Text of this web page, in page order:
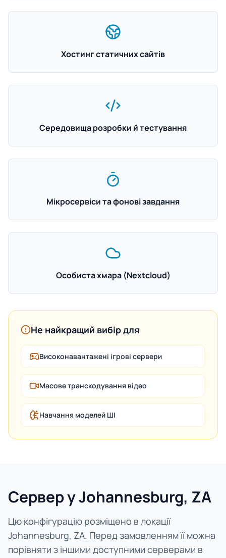
Хостинг статичних сайтів
Середовища розробки й тестування
Мікросервіси та фонові завдання
Особиста хмара (Nextcloud)
Не найкращий вибір для
Високонавантажені ігрові сервери
Масове транскодування відео
Навчання моделей ШІ
Сервер у Johannesburg, ZA
Цю конфігурацію розміщено в локації
Johannesburg, ZA. Перед замовленням її можна
порівняти з іншими доступними серверами в